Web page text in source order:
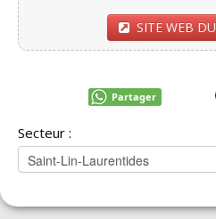
SITE WEB
Partager
Secteur :